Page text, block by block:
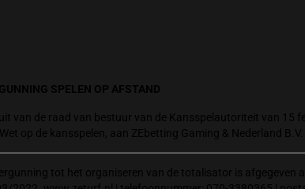
SPELEN OP AFSTAND
van de raad van bestuur van de Kansspelautoriteit van 15
op de kansspelen, aan ZEbetting Gaming & Nederland
tot het organiseren van de totalisator is afgegeven